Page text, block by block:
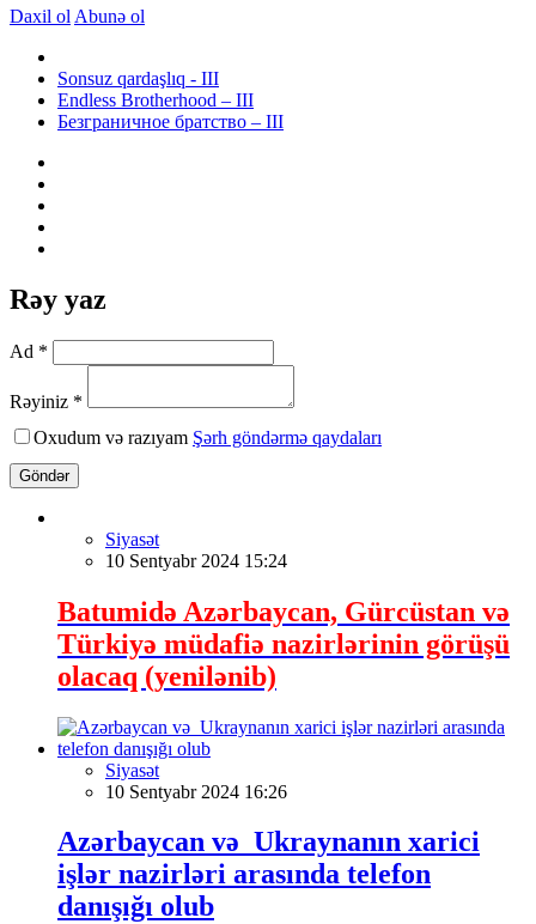
Daxil ol Abunə ol
Sonsuz qardaşlıq - III
Endless Brotherhood – III
Безграничное братство – III
Rəy yaz
Ad *
Rəyiniz *
Oxudum və razıyam Şərh göndərmə qaydaları
Göndər
Siyasət
10 Sentyabr 2024 15:24
Batumidə Azərbaycan, Gürcüstan və
Türkiyə müdafiə nazirlərinin görüşü
olacaq (yenilənib)
Siyasət
10 Sentyabr 2024 16:26
Azərbaycan və Ukraynanın xarici
işlər nazirləri arasında telefon
danışığı olub